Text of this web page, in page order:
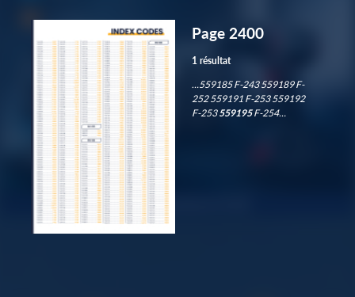
Page 2400
1 résultat
…559185 F-243 559189 F-
252 559191 F-253 559192
F-253559195F-254…